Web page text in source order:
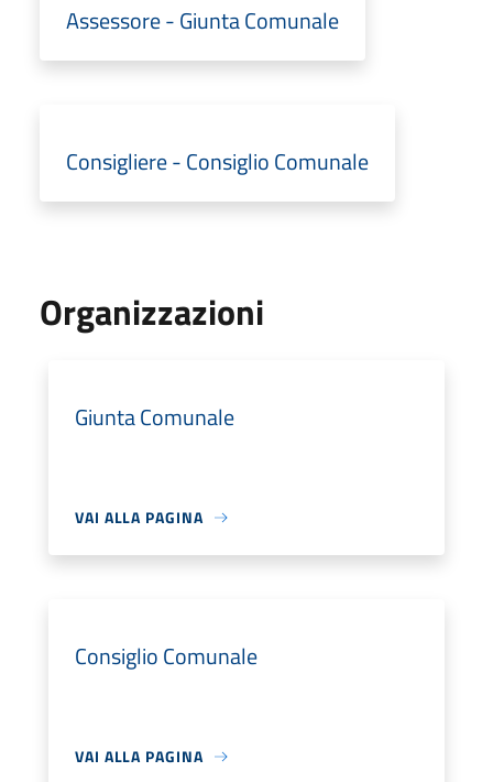
Assessore - Giunta Comunale
Consigliere - Consiglio Comunale
Organizzazioni
Giunta Comunale
VAI ALLA PAGINA
Consiglio Comunale
VAI ALLA PAGINA